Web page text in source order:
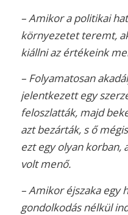
– Amikor a politikai
környezetet teremt,
kiállni az értékeink
– Folyamatosan
jelentkezett egy
feloszlatták, majd
azt bezárták, s ő
ezt egy olyan korban,
volt menő.
– Amikor éjszaka egy
gondolkodás nélkül